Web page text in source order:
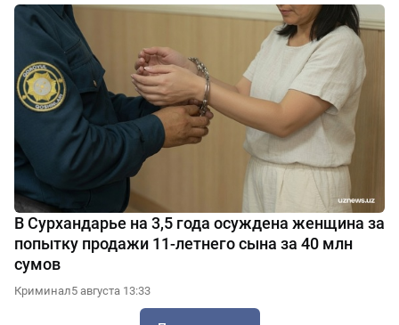
В Сурхандарье на 3,5 года осуждена женщина за
попытку продажи 11-летнего сына за 40 млн
сумов
Криминал5 августа 13:33